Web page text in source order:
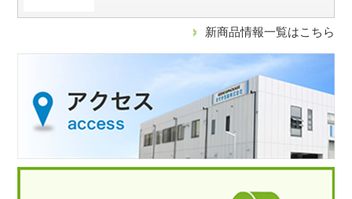
新商品情報一覧はこちら